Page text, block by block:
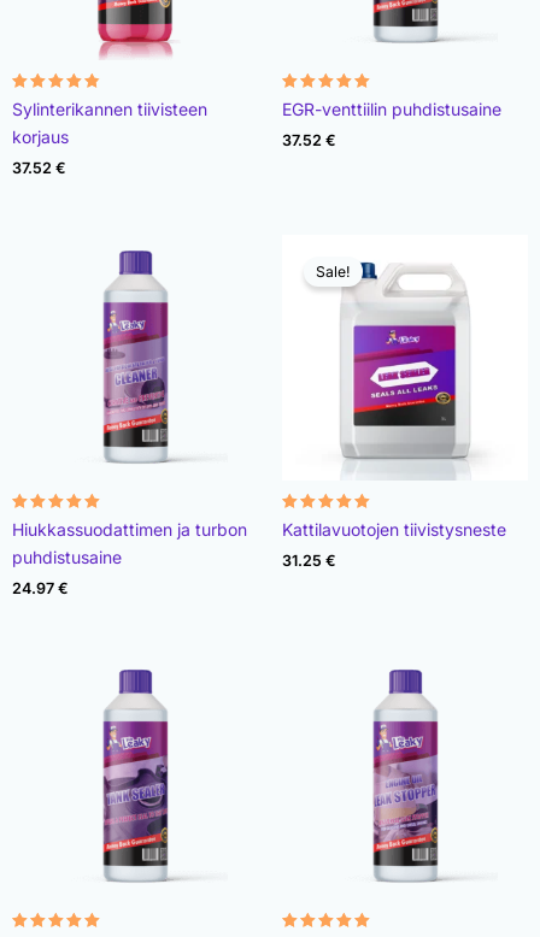
Rated
4.78
out of 5
Sylinterikannen tiivisteen
korjaus
37.52 €
Rated
4.93
out of 5
EGR-venttiilin puhdistusaine
37.52 €
Rated
4.96
out of 5
Hiukkassuodattimen ja turbon
puhdistusaine
24.97 €
Sale!
Rated
4.89
out of 5
Kattilavuotojen tiivistysneste
31.25 €